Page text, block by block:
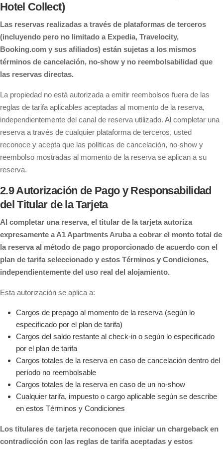
Hotel Collect)
Las reservas realizadas a través de plataformas de terceros
(incluyendo pero no limitado a Expedia, Travelocity,
Booking.com y sus afiliados) están sujetas a los mismos
términos de cancelación, no-show y no reembolsabilidad que
las reservas directas.
La propiedad no está autorizada a emitir reembolsos fuera de las
reglas de tarifa aplicables aceptadas al momento de la reserva,
independientemente del canal de reserva utilizado. Al completar una
reserva a través de cualquier plataforma de terceros, usted
reconoce y acepta que las políticas de cancelación, no-show y
reembolso mostradas al momento de la reserva se aplican a su
reserva.
2.9 Autorización de Pago y Responsabilidad
del Titular de la Tarjeta
Al completar una reserva, el titular de la tarjeta autoriza
expresamente a A1 Apartments Aruba a cobrar el monto total de
la reserva al método de pago proporcionado de acuerdo con el
plan de tarifa seleccionado y estos Términos y Condiciones,
independientemente del uso real del alojamiento.
Esta autorización se aplica a:
Cargos de prepago al momento de la reserva (según lo
especificado por el plan de tarifa)
Cargos del saldo restante al check-in o según lo especificado
por el plan de tarifa
Cargos totales de la reserva en caso de cancelación dentro del
período no reembolsable
Cargos totales de la reserva en caso de un no-show
Cualquier tarifa, impuesto o cargo aplicable según se describe
en estos Términos y Condiciones
Los titulares de tarjeta reconocen que iniciar un chargeback en
contradicción con las reglas de tarifa aceptadas y estos